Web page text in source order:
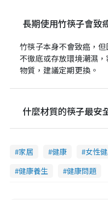
長期使用竹筷子會致
竹筷子本身不會致癌，
不徹底或存放環境潮濕
物質，建議定期更換。
什麼材質的筷子最安
家居 健康 女性
健康養生
健康問題